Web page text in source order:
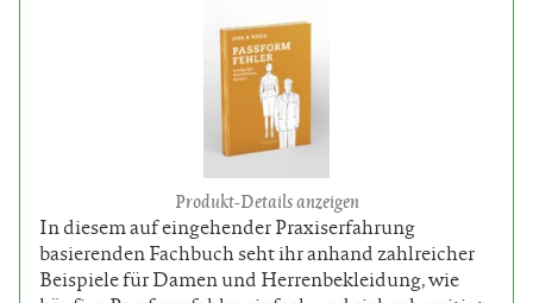
Produkt-Details anzeigen
In diesem auf eingehender Praxiserfahrung
basierenden Fachbuch seht ihr anhand zahlreicher
Beispiele für Damen und Herrenbekleidung, wie